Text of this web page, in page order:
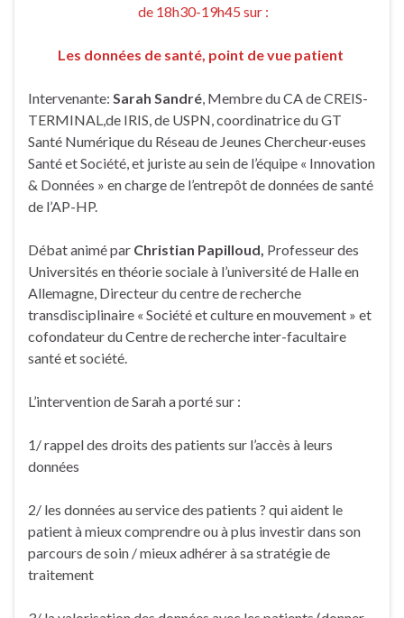
de 18h30-19h45 sur :
Les données de santé, point de vue patient
Intervenante: Sarah Sandré, Membre du CA de CREIS-
TERMINAL,de IRIS, de USPN, coordinatrice du GT
Santé Numérique du Réseau de Jeunes Chercheur·euses
Santé et Société, et juriste au sein de l’équipe « Innovation
& Données » en charge de l’entrepôt de données de santé
de l’AP-HP.
Débat animé par Christian Papilloud, Professeur des
Universités en théorie sociale à l’université de Halle en
Allemagne, Directeur du centre de recherche
transdisciplinaire « Société et culture en mouvement » et
cofondateur du Centre de recherche inter-facultaire
santé et société.
L’intervention de Sarah a porté sur :
1/ rappel des droits des patients sur l’accès à leurs
données
2/ les données au service des patients ? qui aident le
patient à mieux comprendre ou à plus investir dans son
parcours de soin / mieux adhérer à sa stratégie de
traitement